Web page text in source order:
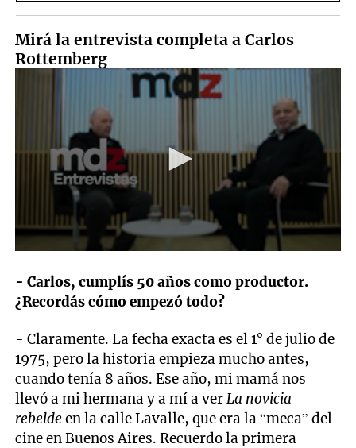
Mirá la entrevista completa a Carlos
Rottemberg
- Carlos, cumplís 50 años como productor.
¿Recordás cómo empezó todo?
- Claramente. La fecha exacta es el 1° de julio de
1975, pero la historia empieza mucho antes,
cuando tenía 8 años. Ese año, mi mamá nos
llevó a mi hermana y a mí a verLa novicia
rebeldeen la calle Lavalle, que era la “meca” del
cine en Buenos Aires. Recuerdo la primera